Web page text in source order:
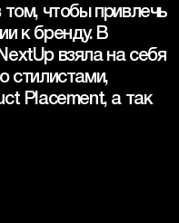
чтобы привлечь
к бренду. В
взяла на себя
стилистами,
Placement, а так